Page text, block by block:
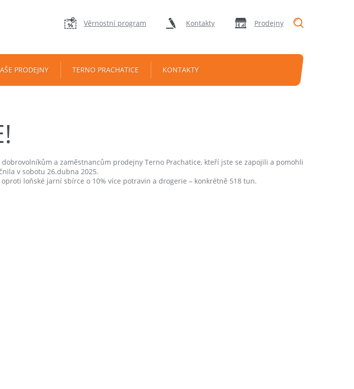
Věrnostní program Kontakty Prodejny
PRODEJNY TERNO PRACHATICE KONTAKTY
dobrovolníkům a zaměstnancům prodejny Terno Prachatice, kteří jste se zapojili a pomohli
v sobotu 26.dubna 2025.
loňské jarní sbírce o 10% více potravin a drogerie – konkrétně 518 tun.